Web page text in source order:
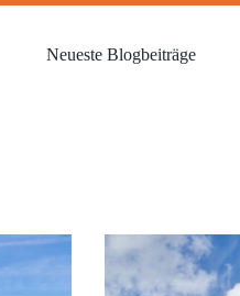
Neueste Blogbeiträge